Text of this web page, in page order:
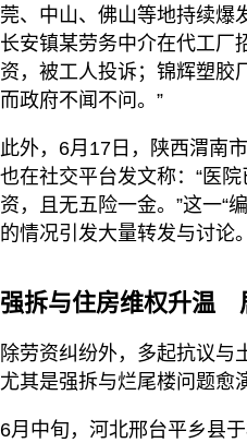
莞、中山、佛山等地持续爆
长安镇某劳务中介在代工厂
资，被工人投诉；锦辉塑胶
而政府不闻不问。”
此外，6月17日，陕西渭南
也在社交平台发文称：“医
资，且无五险一金。”这一“
的情况引发大量转发与讨论。
强拆与住房维权升温
除劳资纠纷外，多起抗议与
尤其是强拆与烂尾楼问题愈
6月中旬，河北邢台平乡县